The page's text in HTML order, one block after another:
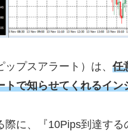
ップスアラート）は、 任
トで知らせてくれるイン
際に、『10Pips到達する